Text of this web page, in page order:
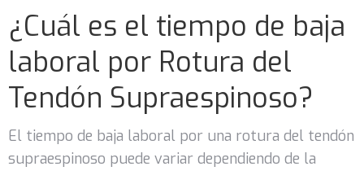
¿Cuál es el tiempo de baja
laboral por Rotura del
Tendón Supraespinoso?
El tiempo de baja laboral por una rotura del tendón
supraespinoso puede variar dependiendo de la